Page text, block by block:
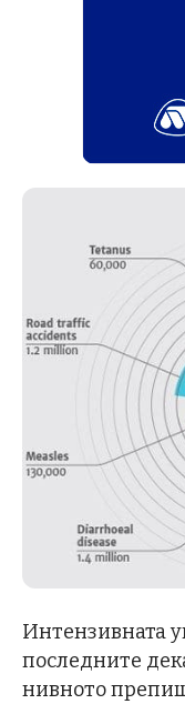
Интензивната
последните
нивното